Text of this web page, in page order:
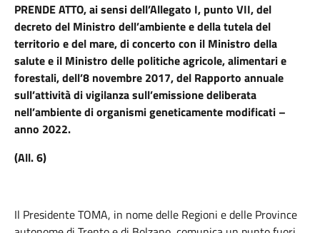
PRENDE ATTO,ai sensi dell’Allegato I, punto VII, del
decreto del Ministro dell’ambiente e della tutela del
territorio e del mare, di concerto con il Ministro della
salute e il Ministro delle politiche agricole, alimentari e
forestali, dell’8 novembre 2017, del Rapporto annuale
sull’attività di vigilanza sull’emissione deliberata
nell’ambiente di organismi geneticamente modificati –
anno 2022.
(All. 6)
Il PresidenteTOMA, in nome delle Regioni e delle Province